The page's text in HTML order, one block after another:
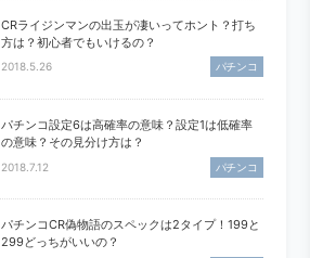
CRライジンマンの出玉が凄いってホント？打ち
方は？初心者でもいけるの？
2018.5.26 パチンコ
パチンコ設定6は高確率の意味？設定1は低確率
の意味？その見分け方は？
2018.7.12 パチンコ
パチンコCR偽物語のスペックは2タイプ！199と
299どっちがいいの？